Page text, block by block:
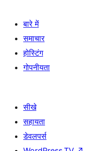
बारे में
समाचार
होस्टिंग
गोपनीयता
सीखे
सहायता
डेवलपर्स